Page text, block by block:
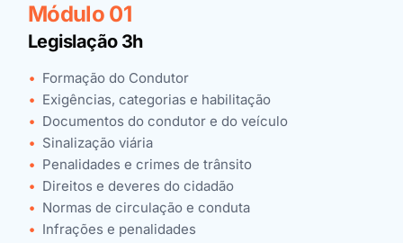
Módulo 01
Legislação 3h
Formação do Condutor
Exigências, categorias e habilitação
Documentos do condutor e do veículo
Sinalização viária
Penalidades e crimes de trânsito
Direitos e deveres do cidadão
Normas de circulação e conduta
Infrações e penalidades